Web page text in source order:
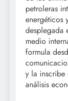
petroleras
energéticos
desplegada
medio
formula
y la inscribe
análisis